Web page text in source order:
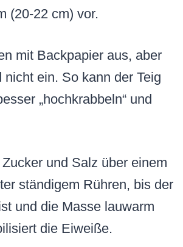
(20-22 cm) vor.
mit Backpapier aus, aber
nicht ein. So kann der Teig
„hochkrabbeln“ und
und Salz über einem
ständigem Rühren, bis der
und die Masse lauwarm
die Eiweiße.